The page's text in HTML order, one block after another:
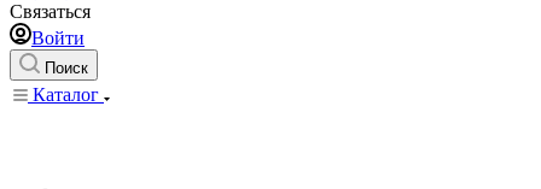
Связаться
Войти
Поиск
Каталог